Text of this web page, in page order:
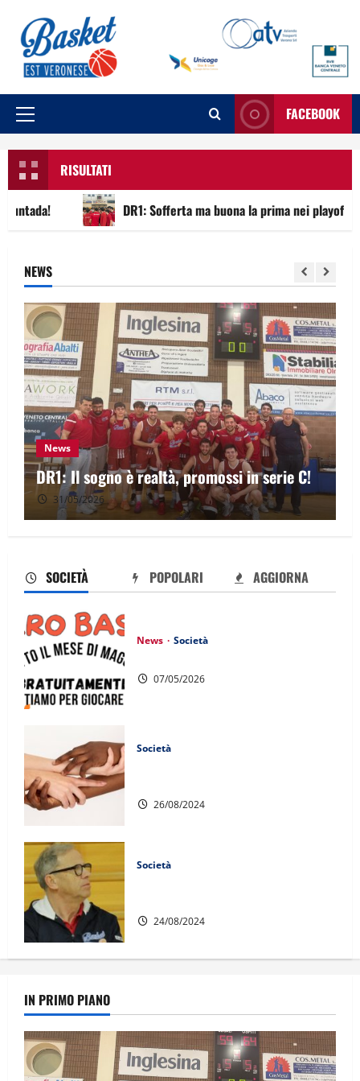
FACEBOOK
RISULTATI
DR1: Sofferta ma buona la prima nei playoff
NEWS
News
DR1: Il sogno è realtà, promossi in serie C!
31/05/2026
SOCIETÀ POPOLARI AGGIORNA
News Società
07/05/2026
Società
26/08/2024
Società
24/08/2024
IN PRIMO PIANO